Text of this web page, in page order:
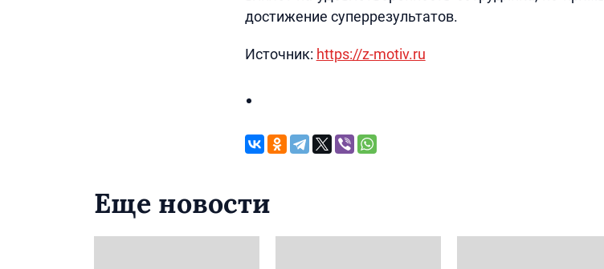
достижение суперрезультатов.
Источник: https://z-motiv.ru
Еще новости